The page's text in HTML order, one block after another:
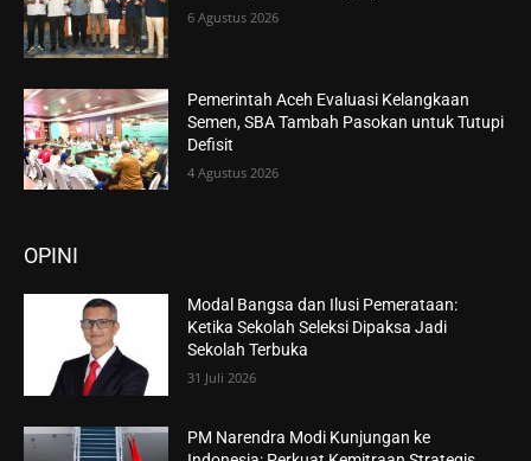
6 Agustus 2026
Pemerintah Aceh Evaluasi Kelangkaan
Semen, SBA Tambah Pasokan untuk Tutupi
Defisit
4 Agustus 2026
OPINI
Modal Bangsa dan Ilusi Pemerataan:
Ketika Sekolah Seleksi Dipaksa Jadi
Sekolah Terbuka
31 Juli 2026
PM Narendra Modi Kunjungan ke